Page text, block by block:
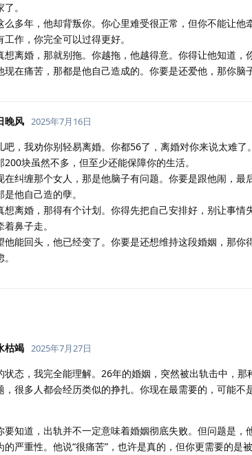
。
么多年，他却背叛你。你心里难受很正常，但你不能让
工作，你完全可以过得更好。
想离婚，那就别拖。你越拖，他越得意。你得让他知道，
现在痛苦，那都是他自己造成的。你要是还爱他，那你脑
晚风 2025年7月16日
吧，我劝你别轻易离婚。你都56了，离婚对你来说太难
200块虽然不多，但至少还能保障你的生活。
在纠缠那个女人，那是他脑子有问题。你要是跟他闹，
他自己造的孽。
想离婚，那得有个计划。你得先把自己安排好，别让事情
鼻子走。
他能回头，他已经变了。你要是还想维持这段婚姻，那
枯竭 2025年7月27日
状态，我完全能理解。26年的婚姻，突然被出轨击中，
，很多人都会经历类似的挣扎。你现在最需要的，可能
要知道，出轨并不一定意味着婚姻彻底失败。但问题是
的严重性。他说“很痛苦”，也许是真的，但你更需要的